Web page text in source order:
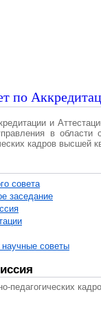
по
и
в
кадров высшей
совета
заседание
советы
педагогических